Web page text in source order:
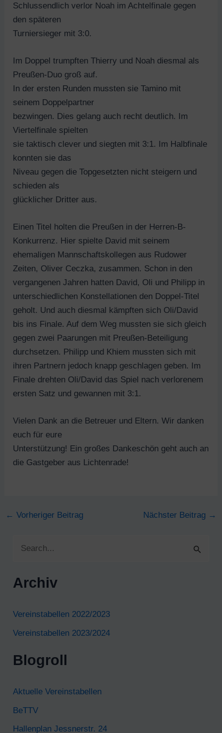
Schlussendlich verlor Noah im Achtelfinale gegen
den späteren
Turniersieger mit 3:0.
Im Doppel trumpften Thierry und Noah diesmal als
Preußen-Duo groß auf.
In der ersten Runden mussten sie Tamino mit
seinem Doppelpartner
bezwingen. Dies gelang auch recht deutlich. Im
Viertelfinale spielten
sie taktisch clever und siegten mit 3:1. Im Halbfinale
konnten sie das
Niveau gegen die Topgesetzten nicht steigern und
schieden als
glücklicher Dritter aus.
Einen Titel holten die Preußen in der Herren-B-
Konkurrenz. Hier spielte David mit seinem
ehemaligen Mannschaftskollegen aus Rudower
Zeiten, Oliver Ceczka, zusammen. Schon in den
vergangenen Jahren hatten David, Oli und Philipp in
unterschiedlichen Konstellationen den Doppel-Titel
geholt. Und auch diesmal kämpften sich Oli/David
bis ins Finale. Auf dem Weg mussten sie sich gleich
gegen zwei Paarungen mit Preußen-Beteiligung
durchsetzen. Philipp und Khiem mussten sich mit
ihren Partnern jedoch knapp geschlagen geben. Im
Finale drehten Oli/David das Spiel nach verlorenem
ersten Satz und gewannen mit 3:1.
Vielen Dank an die Betreuer und Eltern. Wir danken
euch für eure
Unterstützung! Ein großes Dankeschön geht auch an
die Gastgeber aus Lichtenrade!
Post
← Vorheriger Beitrag Nächster Beitrag →
c
e
a
h
:
Archiv
Vereinstabellen 2022/2023
Vereinstabellen 2023/2024
Blogroll
Aktuelle Vereinstabellen
BeTTV
Hallenplan Jessnerstr. 24